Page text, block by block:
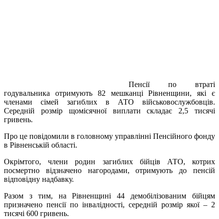
Пенсії
по втраті
годувальника
отримують
82 мешканці Рівненщини, які є
членами сімей загиблих в АТО
військовослужбовців.
Середній розмір щомісячної виплати складає 2,5 тисячі
гривень.
Про це повідомили в головному управлінні Пенсійного фонду
в Рівненській області.
Окрімтого, члени родин загиблих бійців АТО, котрих
посмертно відзначено нагородами, отримують до пенсій
відповідну надбавку.
Разом з тим, на Рівненщині 44 демобілізованим бійцям
призначено пенсії по інвалідності, середній розмір якої – 2
тисячі 600 гривень.